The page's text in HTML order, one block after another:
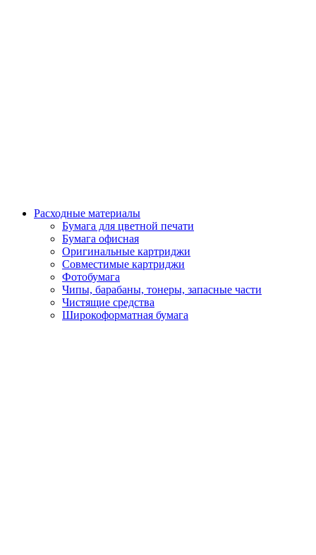
Расходные материалы
Бумага для цветной печати
Бумага офисная
Оригинальные картриджи
Совместимые картриджи
Фотобумага
Чипы, барабаны, тонеры, запасные части
Чистящие средства
Широкоформатная бумага